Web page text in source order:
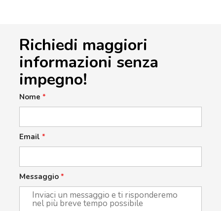
Richiedi maggiori
informazioni senza
impegno!
Nome *
Email *
Messaggio *